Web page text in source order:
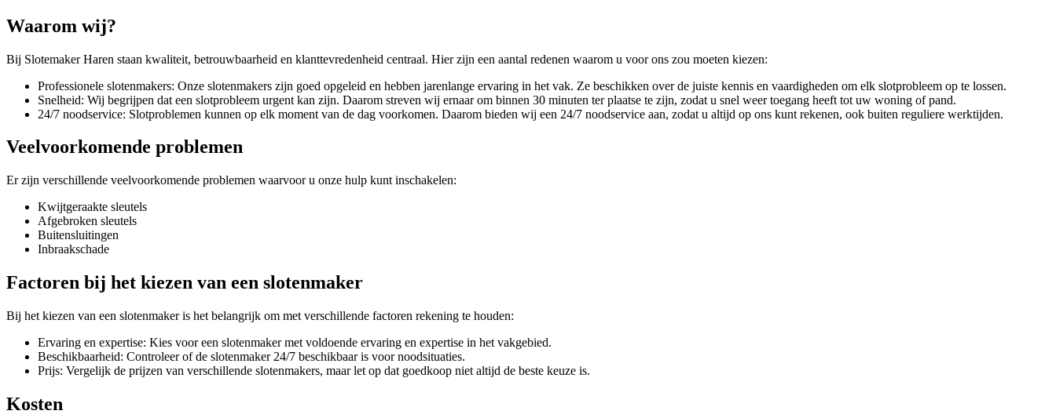
Waarom wij?
Bij Slotemaker Haren staan kwaliteit, betrouwbaarheid en klanttevredenheid centraal. Hier zijn een aantal redenen waarom u voor ons zou moeten kiezen:
Professionele slotenmakers: Onze slotenmakers zijn goed opgeleid en hebben jarenlange ervaring in het vak. Ze beschikken over de juiste kennis en vaardigheden om elk slotprobleem op te lossen.
Snelheid: Wij begrijpen dat een slotprobleem urgent kan zijn. Daarom streven wij ernaar om binnen 30 minuten ter plaatse te zijn, zodat u snel weer toegang heeft tot uw woning of pand.
24/7 noodservice: Slotproblemen kunnen op elk moment van de dag voorkomen. Daarom bieden wij een 24/7 noodservice aan, zodat u altijd op ons kunt rekenen, ook buiten reguliere werktijden.
Veelvoorkomende problemen
Er zijn verschillende veelvoorkomende problemen waarvoor u onze hulp kunt inschakelen:
Kwijtgeraakte sleutels
Afgebroken sleutels
Buitensluitingen
Inbraakschade
Factoren bij het kiezen van een slotenmaker
Bij het kiezen van een slotenmaker is het belangrijk om met verschillende factoren rekening te houden:
Ervaring en expertise: Kies voor een slotenmaker met voldoende ervaring en expertise in het vakgebied.
Beschikbaarheid: Controleer of de slotenmaker 24/7 beschikbaar is voor noodsituaties.
Prijs: Vergelijk de prijzen van verschillende slotenmakers, maar let op dat goedkoop niet altijd de beste keuze is.
Kosten